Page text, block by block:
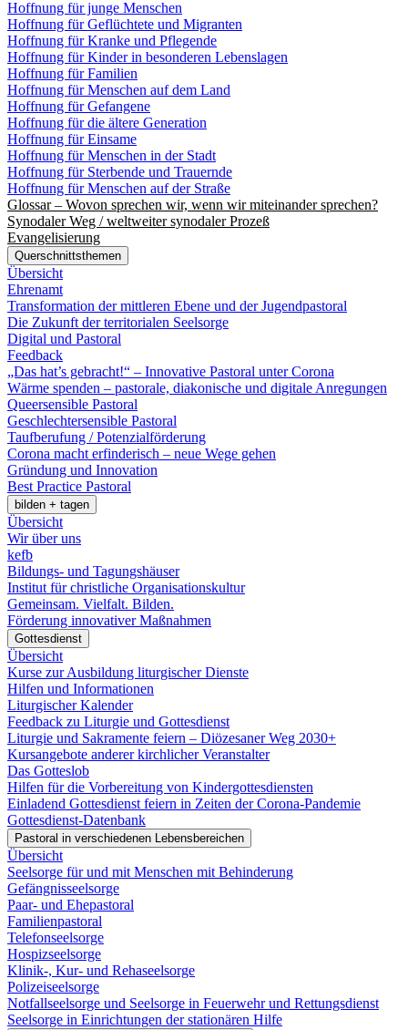
Hoffnung für junge Menschen
Hoffnung für Geflüchtete und Migranten
Hoffnung für Kranke und Pflegende
Hoffnung für Kinder in besonderen Lebenslagen
Hoffnung für Familien
Hoffnung für Menschen auf dem Land
Hoffnung für Gefangene
Hoffnung für die ältere Generation
Hoffnung für Einsame
Hoffnung für Menschen in der Stadt
Hoffnung für Sterbende und Trauernde
Hoffnung für Menschen auf der Straße
Glossar – Wovon sprechen wir, wenn wir miteinander sprechen?
Synodaler Weg / weltweiter synodaler Prozeß
Evangelisierung
Querschnittsthemen
Übersicht
Ehrenamt
Transformation der mittleren Ebene und der Jugendpastoral
Die Zukunft der territorialen Seelsorge
Digital und Pastoral
Feedback
„Das hat’s gebracht!“ – Innovative Pastoral unter Corona
Wärme spenden – pastorale, diakonische und digitale Anregungen
Queersensible Pastoral
Geschlechtersensible Pastoral
Taufberufung / Potenzialförderung
Corona macht erfinderisch – neue Wege gehen
Gründung und Innovation
Best Practice Pastoral
bilden + tagen
Übersicht
Wir über uns
kefb
Bildungs- und Tagungshäuser
Institut für christliche Organisationskultur
Gemeinsam. Vielfalt. Bilden.
Förderung innovativer Maßnahmen
Gottesdienst
Übersicht
Kurse zur Ausbildung liturgischer Dienste
Hilfen und Informationen
Liturgischer Kalender
Feedback zu Liturgie und Gottesdienst
Liturgie und Sakramente feiern – Diözesaner Weg 2030+
Kursangebote anderer kirchlicher Veranstalter
Das Gotteslob
Hilfen für die Vorbereitung von Kindergottesdiensten
Einladend Gottesdienst feiern in Zeiten der Corona-Pandemie
Gottesdienst-Datenbank
Pastoral in verschiedenen Lebensbereichen
Übersicht
Seelsorge für und mit Menschen mit Behinderung
Gefängnisseelsorge
Paar- und Ehepastoral
Familienpastoral
Telefonseelsorge
Hospizseelsorge
Klinik-, Kur- und Rehaseelsorge
Polizeiseelsorge
Notfallseelsorge und Seelsorge in Feuerwehr und Rettungsdienst
Seelsorge in Einrichtungen der stationären Hilfe